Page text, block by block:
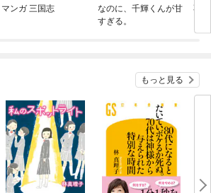
マンガ 三国志
なのに、千輝くんが甘
すぎる。
不
もっと見る